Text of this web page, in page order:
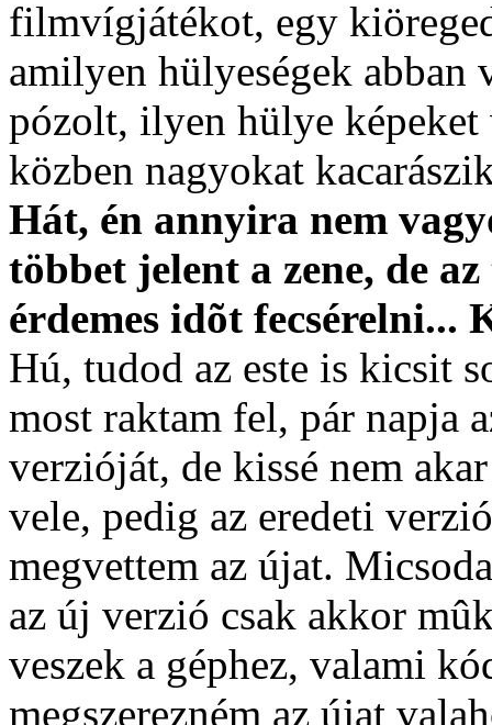
filmvígjátékot, egy
amilyen hülyeségek abban
pózolt, ilyen hülye
közben nagyokat
Hát, én annyira nem
többet jelent a zene, de
érdemes idõt fecsérelni...
Hú, tudod az este is kicsit
most raktam fel, pár napja
verzióját, de kissé nem
vele, pedig az eredeti
megvettem az újat.
az új verzió csak akkor
veszek a géphez, valami
megszerezném az újat